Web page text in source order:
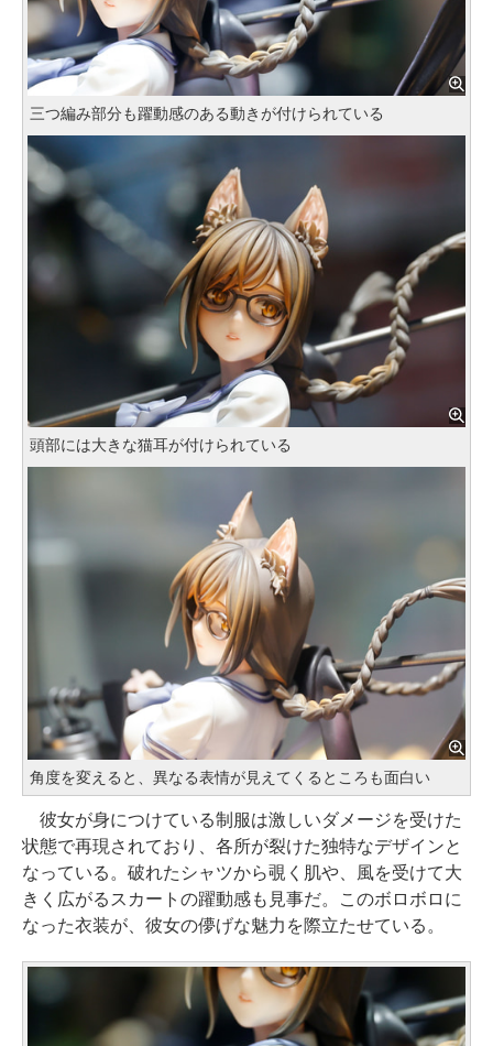
三つ編み部分も躍動感のある動きが付けられている
頭部には大きな猫耳が付けられている
角度を変えると、異なる表情が見えてくるところも面白い
彼女が身につけている制服は激しいダメージを受けた
状態で再現されており、各所が裂けた独特なデザインと
なっている。破れたシャツから覗く肌や、風を受けて大
きく広がるスカートの躍動感も見事だ。このボロボロに
なった衣装が、彼女の儚げな魅力を際立たせている。